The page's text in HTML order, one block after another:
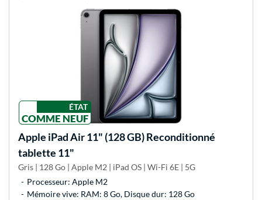
ÉTAT
COMME NEUF
Apple iPad Air 11" (128 GB) Reconditionné
tablette 11"
Gris | 128 Go | Apple M2 | iPad OS | Wi-Fi 6E | 5G
Processeur: Apple M2
Mémoire vive: RAM: 8 Go, Disque dur: 128 Go